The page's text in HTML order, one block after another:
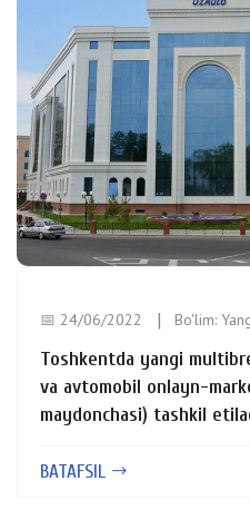
📅 24/06/2022 Bo'lim:
Toshkentda yangi
va avtomobil onlayn-
maydonchasi) tashkil
BATAFSIL